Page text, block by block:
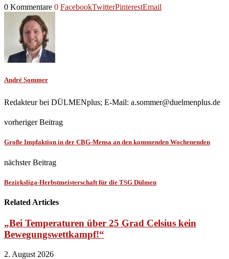
0 Kommentare 0 FacebookTwitterPinterestEmail
André Sommer
Redakteur bei DÜLMENplus; E-Mail: a.sommer@duelmenplus.de
vorheriger Beitrag
Große Impfaktion in der CBG-Mensa an den kommenden Wochenenden
nächster Beitrag
Bezirksliga-Herbstmeisterschaft für die TSG Dülmen
Related Articles
„Bei Temperaturen über 25 Grad Celsius kein
Bewegungswettkampf!“
2. August 2026